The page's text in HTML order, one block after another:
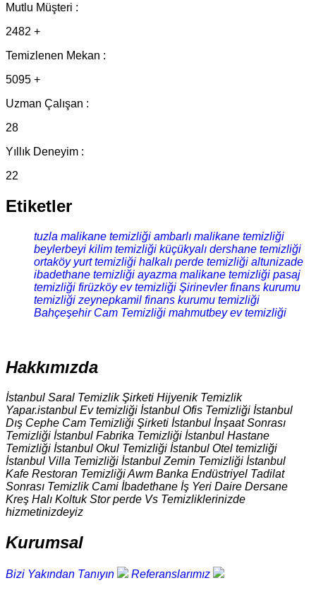
Mutlu Müşteri :
2482 +
Temizlenen Mekan :
5095 +
Uzman Çalışan :
28
Yıllık Deneyim :
22
Etiketler
tuzla malikane temizliği ambarlı malikane temizliği
beylerbeyi kilim temizliği küçükyalı dershane temizliği
ortaköy yurt temizliği halkalı perde temizliği altunizade
ibadethane temizliği ayazma malikane temizliği pasaj
temizliği firüzköy ev temizliği Şirinevler finans kurumu
temizliği zeynepkamil finans kurumu temizliği
Bahçeşehir Cam Temizliği mahmutbey ev temizliği
Hakkımızda
İstanbul Saral Temizlik Şirketi Hijyenik Temizlik
Yapar.istanbul Ev temizliği İstanbul Ofis Temizliği İstanbul
Dış Cephe Cam Temizliği Şirketi İstanbul İnşaat Sonrası
Temizliği İstanbul Fabrika Temizliği İstanbul Hastane
Temizliği İstanbul Okul Temizliği İstanbul Otel temizliği
İstanbul Villa Temizliği İstanbul Zemin Temizliği İstanbul
Kafe Restoran Temizliği Awm Banka Endüstriyel Tadilat
Sonrası Temizlik Cami İbadethane İş Yeri Daire Dersane
Kreş Halı Koltuk Stor perde Vs Temizliklerinizde
hizmetinizdeyiz
Kurumsal
Bizi Yakından Tanıyın Referanslarımız